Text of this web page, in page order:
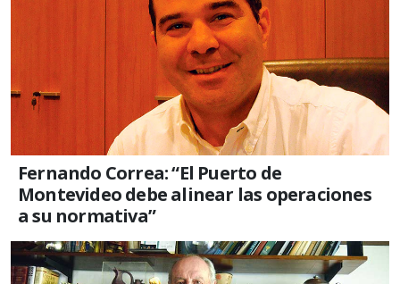
Fernando Correa: “El Puerto de
Montevideo debe alinear las operaciones
a su normativa”